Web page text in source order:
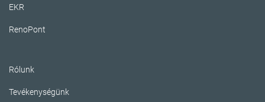
EKR
RenoPont
Rólunk
Tevékenységünk